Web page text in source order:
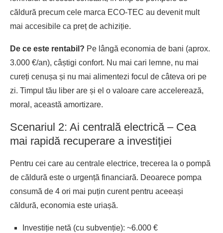
căldură precum cele marca ECO-TEC au devenit mult
mai accesibile ca preț de achiziție.
De ce este rentabil? Pe lângă economia de bani (aprox.
3.000 €/an), câștigi confort. Nu mai cari lemne, nu mai
cureți cenușa și nu mai alimentezi focul de câteva ori pe
zi. Timpul tău liber are și el o valoare care accelerează,
moral, această amortizare.
Scenariul 2: Ai centrală electrică – Cea
mai rapidă recuperare a investiției
Pentru cei care au centrale electrice, trecerea la o pompă
de căldură este o urgență financiară. Deoarece pompa
consumă de 4 ori mai puțin curent pentru aceeași
căldură, economia este uriașă.
Investiție netă (cu subvenție): ~6.000 €